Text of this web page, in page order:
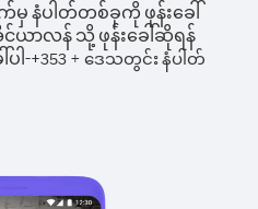
မှ နံပါတ်တစ်ခုကို ဖုန်းခေါ်
င်ယာလန် သို့ ဖုန်းခေါ်ဆိုရန်
ါ-+353 + ဒေသတွင်း နံပါတ်